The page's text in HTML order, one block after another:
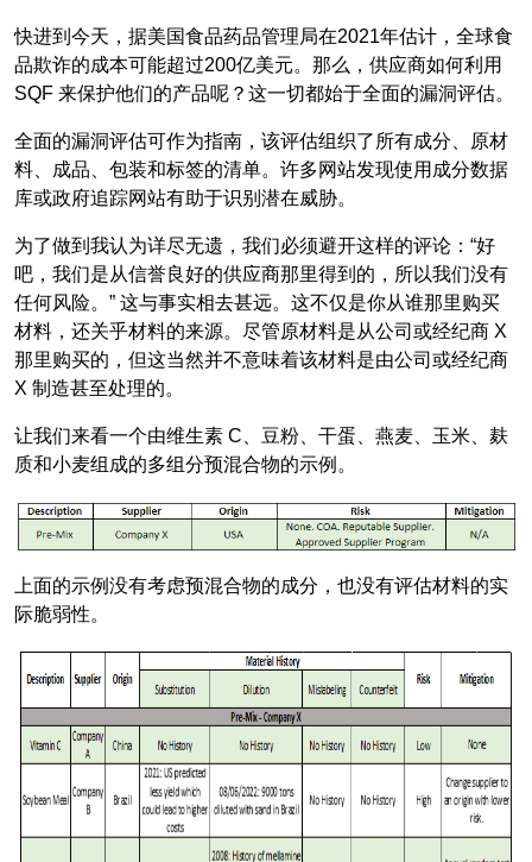
快进到今天，据美国食品药品管理局在2021年估计，全球食
品欺诈的成本可能超过200亿美元。那么，供应商如何利用
SQF 来保护他们的产品呢？这一切都始于全面的漏洞评估。
全面的漏洞评估可作为指南，该评估组织了所有成分、原材
料、成品、包装和标签的清单。许多网站发现使用成分数据
库或政府追踪网站有助于识别潜在威胁。
为了做到我认为详尽无遗，我们必须避开这样的评论：“好
吧，我们是从信誉良好的供应商那里得到的，所以我们没有
任何风险。” 这与事实相去甚远。这不仅是你从谁那里购买
材料，还关乎材料的来源。尽管原材料是从公司或经纪商 X
那里购买的，但这当然并不意味着该材料是由公司或经纪商
X 制造甚至处理的。
让我们来看一个由维生素 C、豆粉、干蛋、燕麦、玉米、麸
质和小麦组成的多组分预混合物的示例。
上面的示例没有考虑预混合物的成分，也没有评估材料的实
际脆弱性。